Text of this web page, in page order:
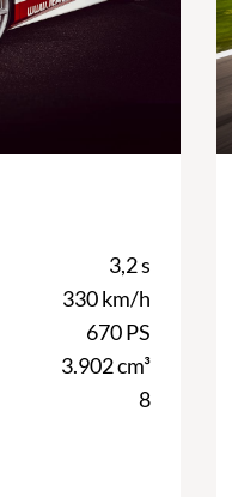
3,2 s
330 km/h
670 PS
3.902 cm³
8